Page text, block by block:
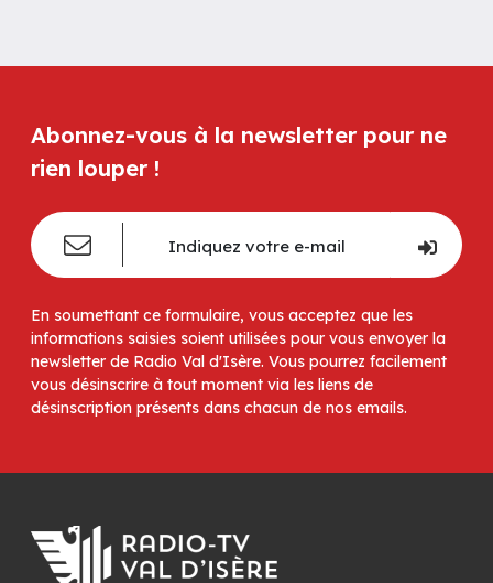
Abonnez-vous à la newsletter pour ne
rien louper !
En soumettant ce formulaire, vous acceptez que les
informations saisies soient utilisées pour vous envoyer la
newsletter de Radio Val d'Isère. Vous pourrez facilement
vous désinscrire à tout moment via les liens de
désinscription présents dans chacun de nos emails.